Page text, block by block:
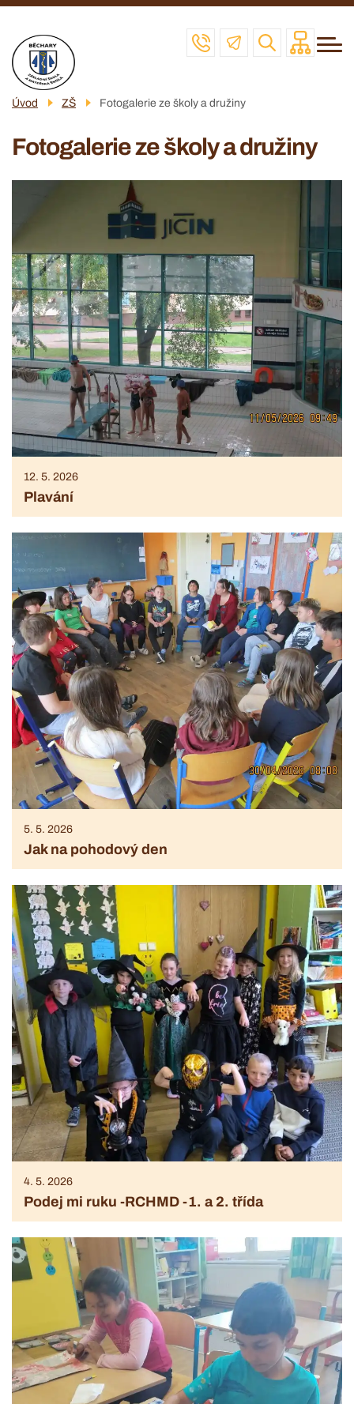
Přejít
hlavnímu
obsahu
Menu
navigace
MŠ
ŠD
VČELAŘSKÝ KROUŽEK
POVINNÉ INFO
Úvod ZŠ Fotogalerie ze školy a družiny
Fotogalerie ze školy a družiny
12. 5. 2026
Plavání
5. 5. 2026
Jak na pohodový den
4. 5. 2026
Podej mi ruku -RCHMD -1. a 2. třída